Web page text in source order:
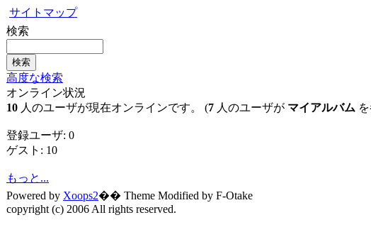
サイトマップ
検索
高度な検索
オンライン状況
10 人のユーザが現在オンラインです。 (7 人のユーザが マイアルバム
登録ユーザ: 0
ゲスト: 10
もっと...
Powered by Xoops2�� Theme Modified by F-Otake
copyright (c) 2006 All rights reserved.